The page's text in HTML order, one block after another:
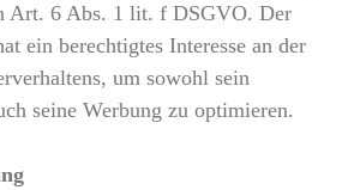
Art. 6 Abs. 1 lit. f DSGVO. Der
ein berechtigtes Interesse an der
um sowohl sein
seine Werbung zu optimieren.